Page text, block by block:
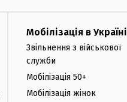
Мобілізація в Україні
Звільнення з військової
служби
Мобілізація 50+
Мобілізація жінок